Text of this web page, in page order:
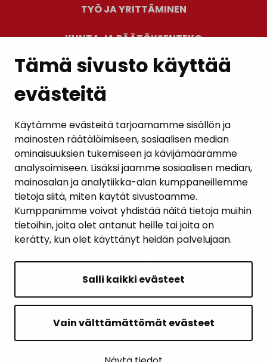
Tämä sivusto käyttää
evästeitä
Käytämme evästeitä tarjoamamme sisällön ja
mainosten räätälöimiseen, sosiaalisen median
ominaisuuksien tukemiseen ja kävijämäärämme
analysoimiseen. Lisäksi jaamme sosiaalisen median,
mainosalan ja analytiikka-alan kumppaneillemme
tietoja siitä, miten käytät sivustoamme.
Kumppanimme voivat yhdistää näitä tietoja muihin
tietoihin, joita olet antanut heille tai joita on
kerätty, kun olet käyttänyt heidän palvelujaan.
Salli kaikki evästeet
Vain välttämättömät evästeet
TYÖ JA YRITTÄMINEN
KUNTA JA PÄÄTÖKSENTEKO
AJANKOHTAISET
YHTEYSTIEDOT
KARTTAPALVELU
SIVUN ALKUUN
Intranet
Saavutettavuusseloste
Ilmoituskanava